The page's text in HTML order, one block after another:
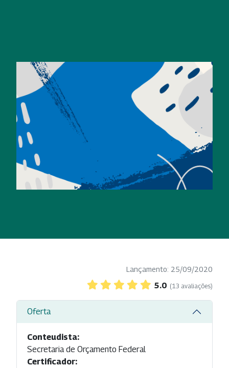
Lançamento: 25/09/2020
5.0 (13 avaliações)
Oferta
Conteudista:
Secretaria de Orçamento Federal
Certificador: